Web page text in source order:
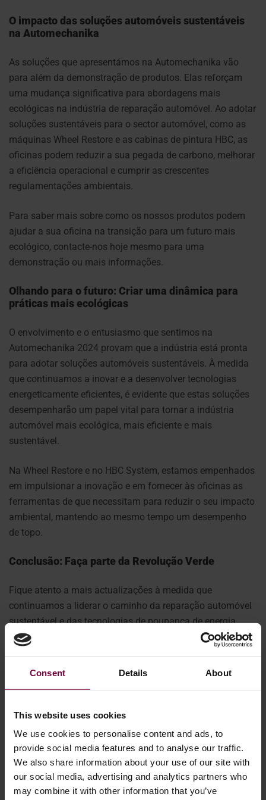
Consent Details About
This website uses cookies
We use cookies to personalise content and ads, to
provide social media features and to analyse our traffic.
We also share information about your use of our site with
our social media, advertising and analytics partners who
may combine it with other information that you’ve
O impacto das soluções automóveis sustentáveis
na Automechanika
As soluções que apresentámos na Automechanika vão
para além da demonstração de produtos. Elas reforçam
uma mudança significativa para abordagens mais
ecológicas na indústria de reparação automóvel. Ao adotar
soluções sustentáveis para o sector automóvel, como as
máquinas Wheel Restore e as cabinas de pintura HBC, as
oficinas podem reduzir a sua pegada de carbono, melhorar
a eficiência operacional e cumprir as crescentes
regulamentações ambientais.
Para saber mais sobre como os nossos produtos podem
ajudar a sua oficina na transição para um futuro mais
ecológico, contacte-nos hoje mesmo para uma
demonstração ou mais informações.
Olhando para o futuro: Criar uma dinâmica para
práticas mais ecológicas
O envolvimento e o entusiasmo que sentimos na
Automechanika 2024 provam que a indústria está pronta
para adotar soluções automóveis sustentáveis. À medida
que continuamos a inovar e a desenvolver tecnologias
energeticamente eficientes, é evidente que estas soluções
desempenharão um papel vital para tornar a indústria
automóvel mais ecológica, mais eficiente e mais
sustentável.
Na Wheel Restore e no HBC System, estamos empenhados
em impulsionar a inovação e em fornecer às oficinas as
ferramentas de que necessitam para reduzir o seu impacto
ambiental, mantendo ao mesmo tempo um desempenho
de topo.
Conclusão: Faça parte da Revolução Verde
Fique atento a mais actualizações à medida que
continuamos a liderar o caminho da reparação automóvel
sustentável e das tecnologias de poupança de energia.
Pronto para tornar a sua oficina mais ecológica?Contacte
demonstração do produto ou saber mais sobre as nossas
Principais conclusões:
A Wheel Restore demonstrou soluções sustentáveis para
o sector automóvel na Automechanika, centrando-se na
reparação de jantes de liga leve com poupança de
energia e nas inovações das cabinas de pintura.